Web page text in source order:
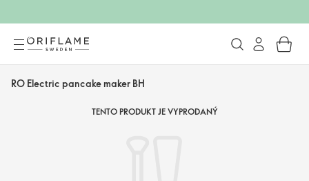
RO Electric pancake maker BH
TENTO PRODUKT JE VYPRODANÝ